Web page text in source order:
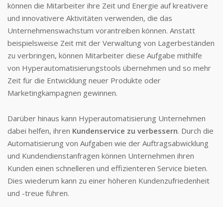
können die Mitarbeiter ihre Zeit und Energie auf kreativere
und innovativere Aktivitäten verwenden, die das
Unternehmenswachstum vorantreiben können. Anstatt
beispielsweise Zeit mit der Verwaltung von Lagerbeständen
zu verbringen, können Mitarbeiter diese Aufgabe mithilfe
von Hyperautomatisierungstools übernehmen und so mehr
Zeit für die Entwicklung neuer Produkte oder
Marketingkampagnen gewinnen.
Darüber hinaus kann Hyperautomatisierung Unternehmen
dabei helfen, ihren Kundenservice zu verbessern. Durch die
Automatisierung von Aufgaben wie der Auftragsabwicklung
und Kundendienstanfragen können Unternehmen ihren
Kunden einen schnelleren und effizienteren Service bieten.
Dies wiederum kann zu einer höheren Kundenzufriedenheit
und -treue führen.